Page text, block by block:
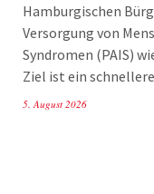
Hamburgischen
Versorgung von
Syndromen (PAIS)
Ziel ist ein
5. August 2026